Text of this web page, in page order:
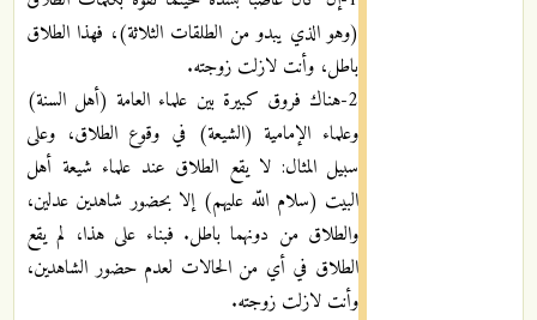
(وهو الذي يبدو من الطلقات الثلاثة)، فهذا الطلاق
باطل، وأنت لازلت زوجته.
2-هناك فروق كبيرة بين علماء العامة (أهل السنة)
وعلماء الإمامية (الشيعة) في وقوع الطلاق، وعلى
سبيل المثال: لا يقع الطلاق عند علماء شيعة أهل
البيت (سلام اللّه عليهم) إلا بحضور شاهدين عدلين،
والطلاق من دونهما باطل. فبناء على هذا، لم يقع
الطلاق في أي من الحالات لعدم حضور الشاهدين،
وأنت لازلت زوجته.